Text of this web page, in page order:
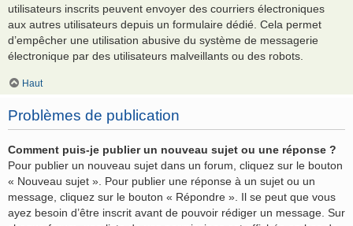
utilisateurs inscrits peuvent envoyer des courriers électroniques
aux autres utilisateurs depuis un formulaire dédié. Cela permet
d’empêcher une utilisation abusive du système de messagerie
électronique par des utilisateurs malveillants ou des robots.
Haut
Problèmes de publication
Comment puis-je publier un nouveau sujet ou une réponse ?
Pour publier un nouveau sujet dans un forum, cliquez sur le bouton
« Nouveau sujet ». Pour publier une réponse à un sujet ou un
message, cliquez sur le bouton « Répondre ». Il se peut que vous
ayez besoin d’être inscrit avant de pouvoir rédiger un message. Sur